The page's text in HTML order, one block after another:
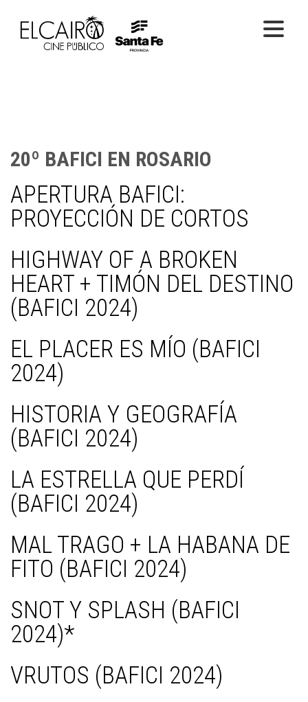
EL CINE
20º BAFICI EN ROSARIO
APERTURA BAFICI:
PROYECCIÓN DE CORTOS
HIGHWAY OF A BROKEN
HEART + TIMÓN DEL DESTINO
(BAFICI 2024)
EL PLACER ES MÍO (BAFICI
2024)
HISTORIA Y GEOGRAFÍA
(BAFICI 2024)
LA ESTRELLA QUE PERDÍ
(BAFICI 2024)
MAL TRAGO + LA HABANA DE
FITO (BAFICI 2024)
SNOT Y SPLASH (BAFICI
2024)*
VRUTOS (BAFICI 2024)